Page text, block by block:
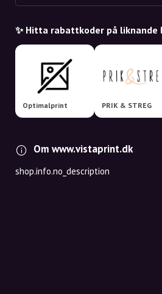
✨ Hitta rabattkoder på liknande
Optimalprint PRIK & STREG
Om www.vistaprint.dk
shop.info.no_description